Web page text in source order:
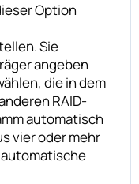
Option
Sie
angeben
die in dem
RAID-
automatisch
vier oder mehr